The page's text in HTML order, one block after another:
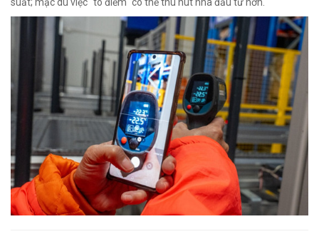
suất; mặc dù việc "tô điểm" có thể thu hút nhà đầu tư hơn.